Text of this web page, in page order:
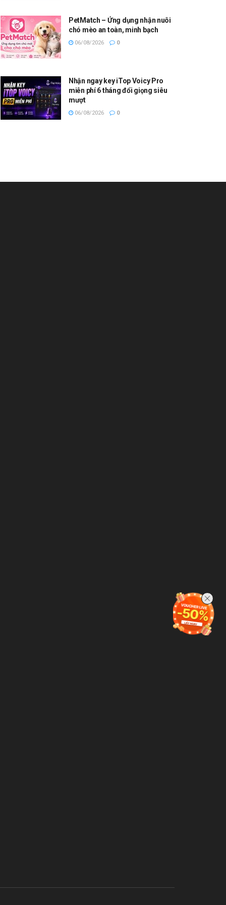
PetMatch – Ứng dụng nhận nuôi
chó mèo an toàn, minh bạch
06/08/2026 0
Nhận ngay key iTop Voicy Pro
miễn phí 6 tháng đổi giọng siêu
mượt
06/08/2026 0